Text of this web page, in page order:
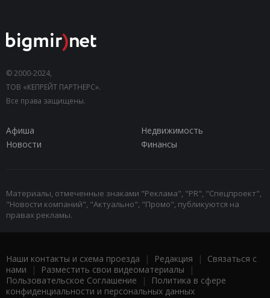
© 2000-2024,
ТОВ «КЕПРЕЙТ ПАРТНЕРС».
Все права защищены.
Афиша
Недвижимость
Новости
Финансы
Материалы, отмеченные знаками "Реклама", "PR", "Спецпроект",
"Новости компаний", "Актуально", "Промо", публикуются на
правах рекламы.
Наши контакты и схема проезда | Редакция | Связаться с
нами | Разместить свои видеоматериалы |
Пользовательское Соглашение |
Политика в сфере
конфиденциальности и персональных данных